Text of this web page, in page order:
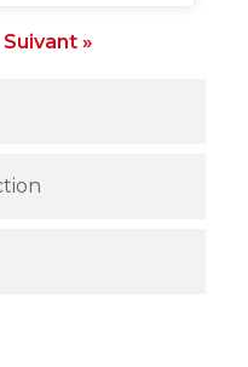
Suivant »